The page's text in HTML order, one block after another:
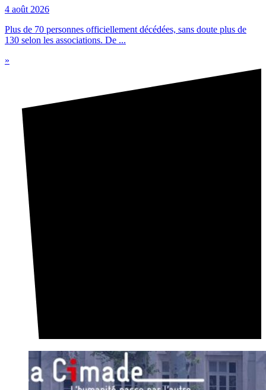
4 août 2026
Plus de 70 personnes officiellement décédées, sans doute plus de
130 selon les associations. De ...
»